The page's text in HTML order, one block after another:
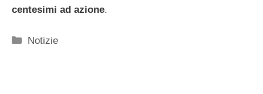
centesimi ad azione.
Categorie
Notizie